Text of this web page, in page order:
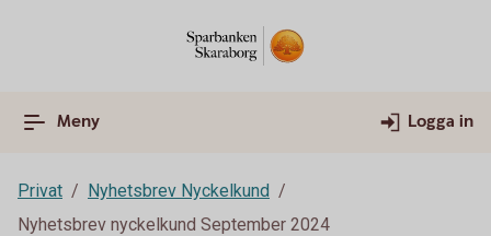
Meny Logga in
Privat
Nyhetsbrev Nyckelkund
Nyhetsbrev nyckelkund September 2024